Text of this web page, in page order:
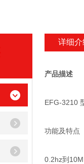
详细介
产品描述
EFG-3210
功能及特点
0.2hz到